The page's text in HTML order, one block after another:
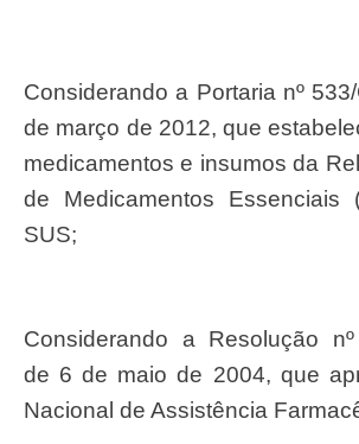
Considerando a Portaria nº 533/GM/MS, de 28
de março de 2012, que
medicamentos e insumos da
de Medicamentos Essenciais
SUS;
Considerando a Resolução nº 338/CNS/MS,
de 6 de maio de 2004, que
Nacional de Assistência